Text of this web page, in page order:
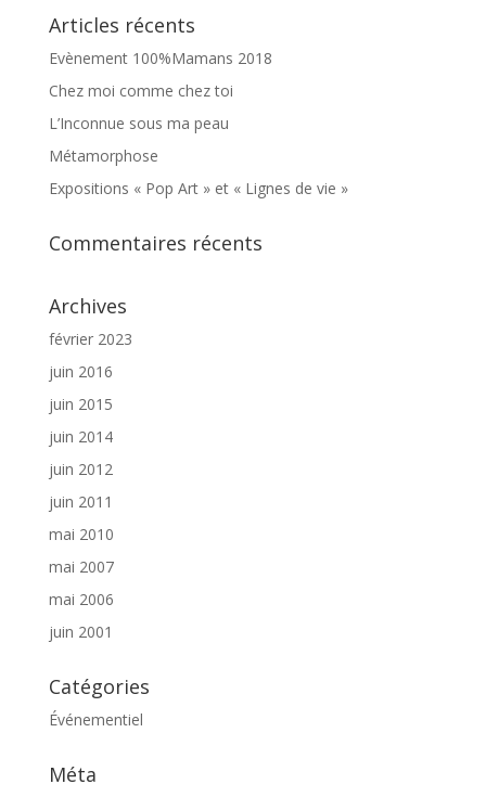
Articles récents
Evènement 100%Mamans 2018
Chez moi comme chez toi
L’Inconnue sous ma peau
Métamorphose
Expositions « Pop Art » et « Lignes de vie »
Commentaires récents
Archives
février 2023
juin 2016
juin 2015
juin 2014
juin 2012
juin 2011
mai 2010
mai 2007
mai 2006
juin 2001
Catégories
Événementiel
Méta